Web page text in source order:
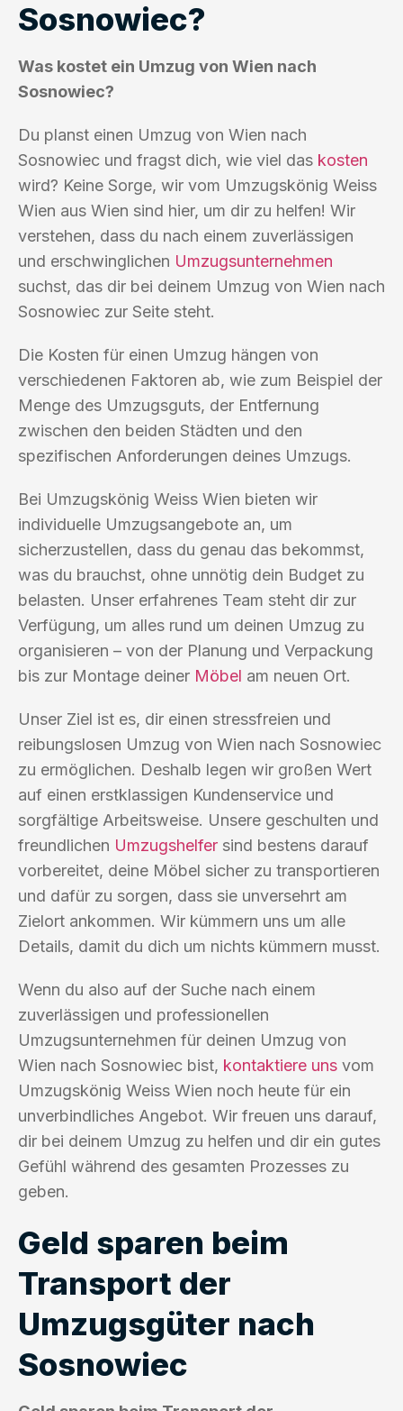
Sosnowiec?
Was kostet ein Umzug von Wien nach
Sosnowiec?
Du planst einen Umzug von Wien nach
Sosnowiec und fragst dich, wie viel das kosten
wird? Keine Sorge, wir vom Umzugskönig Weiss
Wien aus Wien sind hier, um dir zu helfen! Wir
verstehen, dass du nach einem zuverlässigen
und erschwinglichen Umzugsunternehmen
suchst, das dir bei deinem Umzug von Wien nach
Sosnowiec zur Seite steht.
Die Kosten für einen Umzug hängen von
verschiedenen Faktoren ab, wie zum Beispiel der
Menge des Umzugsguts, der Entfernung
zwischen den beiden Städten und den
spezifischen Anforderungen deines Umzugs.
Bei Umzugskönig Weiss Wien bieten wir
individuelle Umzugsangebote an, um
sicherzustellen, dass du genau das bekommst,
was du brauchst, ohne unnötig dein Budget zu
belasten. Unser erfahrenes Team steht dir zur
Verfügung, um alles rund um deinen Umzug zu
organisieren – von der Planung und Verpackung
bis zur Montage deiner Möbel am neuen Ort.
Unser Ziel ist es, dir einen stressfreien und
reibungslosen Umzug von Wien nach Sosnowiec
zu ermöglichen. Deshalb legen wir großen Wert
auf einen erstklassigen Kundenservice und
sorgfältige Arbeitsweise. Unsere geschulten und
freundlichen Umzugshelfer sind bestens darauf
vorbereitet, deine Möbel sicher zu transportieren
und dafür zu sorgen, dass sie unversehrt am
Zielort ankommen. Wir kümmern uns um alle
Details, damit du dich um nichts kümmern musst.
Wenn du also auf der Suche nach einem
zuverlässigen und professionellen
Umzugsunternehmen für deinen Umzug von
Wien nach Sosnowiec bist, kontaktiere uns vom
Umzugskönig Weiss Wien noch heute für ein
unverbindliches Angebot. Wir freuen uns darauf,
dir bei deinem Umzug zu helfen und dir ein gutes
Gefühl während des gesamten Prozesses zu
geben.
Geld sparen beim
Transport der
Umzugsgüter nach
Sosnowiec